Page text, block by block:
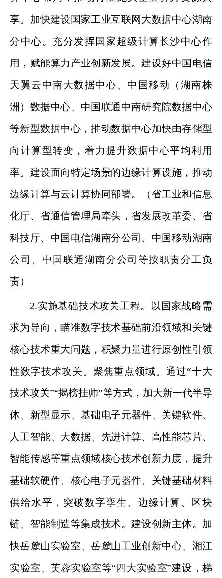
享。加快建设国家工业互联网大数据中心湖南
分中心。充分发挥国家超级计算长沙中心作
用，赋能算力产业创新发展。建设好中国电信
天翼云中南大数据中心、中国移动（湖南株
洲）数据中心、中国联通中南研究院数据中心
等新型数据中心，推动数据中心加快由存储型
向计算型转变，着力提升数据中心平均利用
率。建设面向特定场景的边缘计算设施，推动
边缘计算与云计算协同部署。（省工业和信息
化厅、省通信管理局牵头，省发展改革委、省
科技厅、中国电信湖南分公司、中国移动湖南
公司、中国联通湖南分公司等按职责分工负
责）
2.实施基础技术攻关工程。以国家战略需
求为导向，瞄准数字技术基础前沿领域和关键
核心技术重大问题，积聚力量进行原创性引领
性数字技术攻关。聚焦重点领域。通过“十大
技术攻关”“揭榜挂帅”等方式，加大新一代半导
体、新型显示、基础电子元器件、关键软件、
人工智能、大数据、先进计算、高性能芯片、
智能传感等重点领域核心技术创新力度，提升
基础软硬件、核心电子元器件、关键基础材料
供给水平，突破数字孪生、边缘计算、区块
链、智能制造等集成技术。建设创新主体。加
快岳麓山实验室、岳麓山工业创新中心、湘江
实验室、芙蓉实验室等“四大实验室”建设，梯